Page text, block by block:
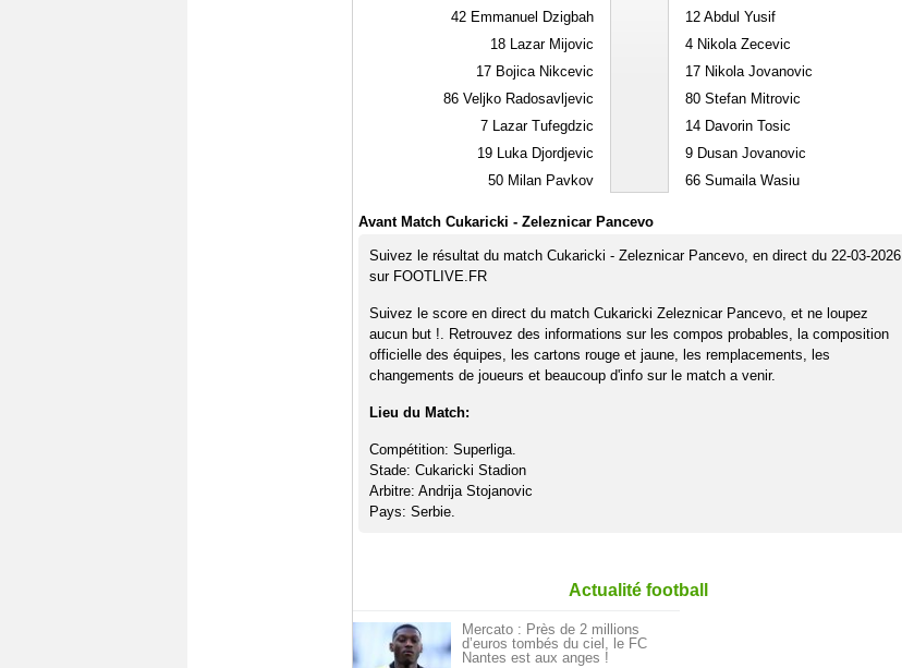
42Emmanuel Dzigbah
18Lazar Mijovic
17Bojica Nikcevic
86Veljko Radosavljevic
7Lazar Tufegdzic
19Luka Djordjevic
50Milan Pavkov
12Abdul Yusif
4Nikola Zecevic
17Nikola Jovanovic
80Stefan Mitrovic
14Davorin Tosic
9Dusan Jovanovic
66Sumaila Wasiu
Avant Match Cukaricki - Zeleznicar Pancevo
Suivez le résultat du match Cukaricki - Zeleznicar Pancevo, en direct du 22-03-2026
sur FOOTLIVE.FR
Suivez le score en direct du match Cukaricki Zeleznicar Pancevo, et ne loupez
aucun but !. Retrouvez des informations sur les compos probables, la composition
officielle des équipes, les cartons rouge et jaune, les remplacements, les
changements de joueurs et beaucoup d'info sur le match a venir.
Lieu du Match:
Compétition: Superliga.
Stade: Cukaricki Stadion
Arbitre: Andrija Stojanovic
Pays: Serbie.
Actualité football
Mercato : Près de 2 millions
d’euros tombés du ciel, le FC
Nantes est aux anges !